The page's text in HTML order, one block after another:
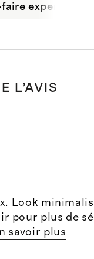
expert
L’AVIS
Look
pour plus de
savoir plus